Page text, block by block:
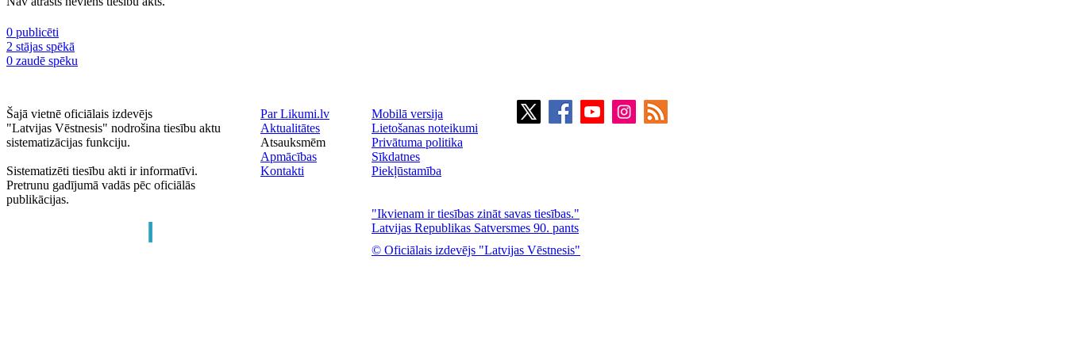
0 publicēti
2 stājas spēkā
0 zaudē spēku
Šajā vietnē oficiālais izdevējs
"Latvijas Vēstnesis" nodrošina tiesību aktu
sistematizācijas funkciju.
Sistematizēti tiesību akti ir informatīvi.
Pretrunu gadījumā vadās pēc oficiālās
publikācijas.
Par Likumi.lv
Aktualitātes
Atsauksmēm
Apmācības
Kontakti
Mobilā versija
Lietošanas noteikumi
Privātuma politika
Sīkdatnes
Piekļūstamība
"Ikvienam ir tiesības zināt savas tiesības."
Latvijas Republikas Satversmes 90. pants
© Oficiālais izdevējs "Latvijas Vēstnesis"